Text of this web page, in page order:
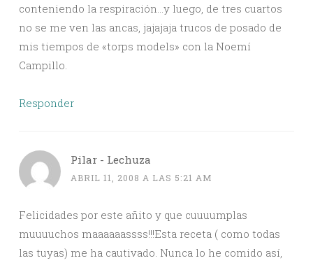
conteniendo la respiración…y luego, de tres cuartos
no se me ven las ancas, jajajaja trucos de posado de
mis tiempos de «torps models» con la Noemí
Campillo.
Responder
Pilar - Lechuza
ABRIL 11, 2008 A LAS 5:21 AM
Felicidades por este añito y que cuuuumplas
muuuuchos maaaaaassss!!!Esta receta ( como todas
las tuyas) me ha cautivado. Nunca lo he comido así,